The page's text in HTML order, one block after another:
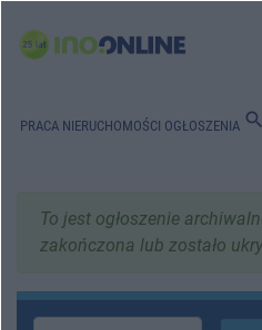
PRACA NIERUCHOMOŚCI OGŁOSZENIA search
To jest ogłoszenie
zakończona lub zostało